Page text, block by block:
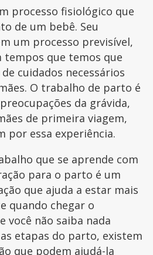
processo fisiológico que
de um bebê. Seu
um processo previsível,
tempos que temos que
cuidados necessários
O trabalho de parto é
da grávida,
de primeira viagem,
por essa experiência.
que se aprende com
para o parto é um
que ajuda a estar mais
quando chegar o
você não saiba nada
etapas do parto, existem
que podem ajudá-la